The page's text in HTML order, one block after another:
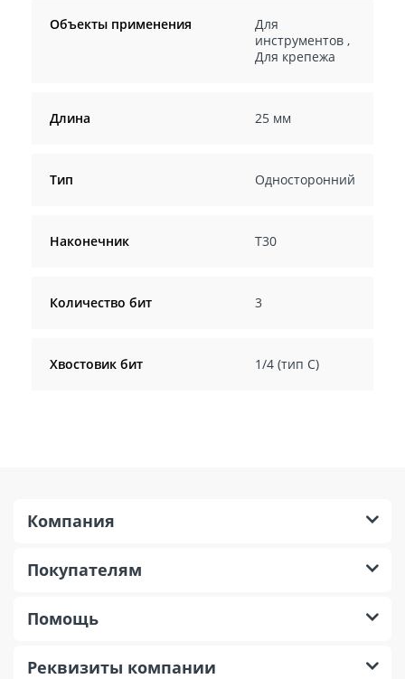
Объекты применения
Для
инструментов,
Для крепежа
Длина 25 мм
Тип Односторонний
Наконечник T30
Количество бит 3
Хвостовик бит 1/4 (тип С)
Компания
Покупателям
Помощь
Реквизиты компании